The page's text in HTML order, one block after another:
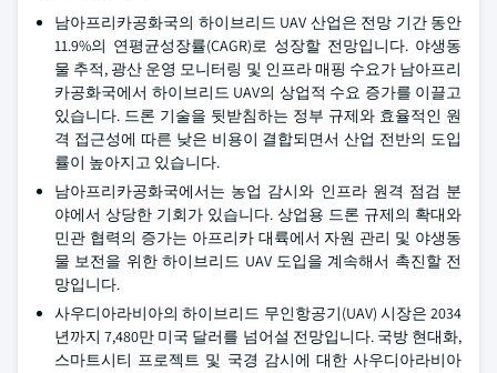
남아프리카공화국의 하이브리드 UAV 산업은 전망 기간 동안
11.9%의 연평균성장률(CAGR)로 성장할 전망입니다. 야생동
물 추적, 광산 운영 모니터링 및 인프라 매핑 수요가 남아프리
카공화국에서 하이브리드 UAV의 상업적 수요 증가를 이끌고
있습니다. 드론 기술을 뒷받침하는 정부 규제와 효율적인 원
격 접근성에 따른 낮은 비용이 결합되면서 산업 전반의 도입
률이 높아지고 있습니다.
남아프리카공화국에서는 농업 감시와 인프라 원격 점검 분
야에서 상당한 기회가 있습니다. 상업용 드론 규제의 확대와
민관 협력의 증가는 아프리카 대륙에서 자원 관리 및 야생동
물 보전을 위한 하이브리드 UAV 도입을 계속해서 촉진할 전
망입니다.
사우디아라비아의 하이브리드 무인항공기(UAV) 시장은 2034
년까지 7,480만 미국 달러를 넘어설 전망입니다. 국방 현대화,
스마트시티 프로젝트 및 국경 감시에 대한 사우디아라비아